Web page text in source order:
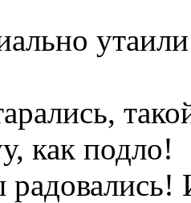
как подло!
радовались!